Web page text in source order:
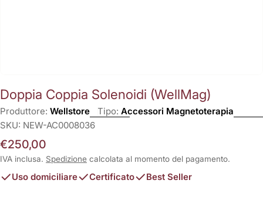
Doppia Coppia Solenoidi (WellMag)
Produttore: Wellstore Tipo: Accessori Magnetoterapia
SKU: NEW-AC0008036
Prezzo
normale
€250,00
IVA inclusa. Spedizione calcolata al momento del pagamento.
Uso domiciliare Certificato Best Seller